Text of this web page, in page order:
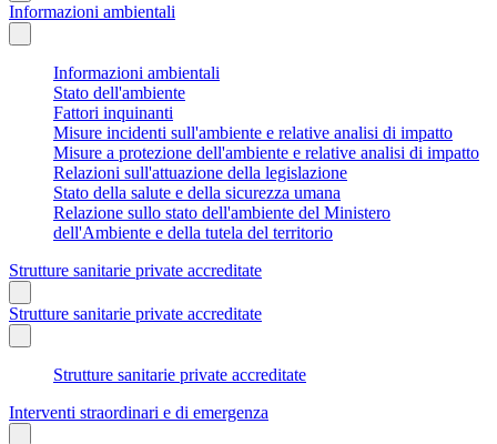
Informazioni ambientali
Informazioni ambientali
Stato dell'ambiente
Fattori inquinanti
Misure incidenti sull'ambiente e relative analisi di impatto
Misure a protezione dell'ambiente e relative analisi di impatto
Relazioni sull'attuazione della legislazione
Stato della salute e della sicurezza umana
Relazione sullo stato dell'ambiente del Ministero
dell'Ambiente e della tutela del territorio
Strutture sanitarie private accreditate
Strutture sanitarie private accreditate
Strutture sanitarie private accreditate
Interventi straordinari e di emergenza